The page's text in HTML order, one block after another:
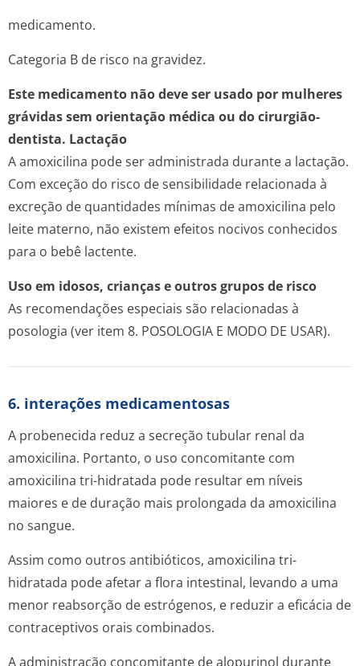
medicamento.
Categoria B de risco na gravidez.
Este medicamento não deve ser usado por mulheres
grávidas sem orientação médica ou do cirurgião-
dentista. Lactação
A amoxicilina pode ser administrada durante a lactação.
Com exceção do risco de sensibilidade relacionada à
excreção de quantidades mínimas de amoxicilina pelo
leite materno, não existem efeitos nocivos conhecidos
para o bebê lactente.
Uso em idosos, crianças e outros grupos de risco
As recomendações especiais são relacionadas à
posologia (ver item 8. POSOLOGIA E MODO DE USAR).
6. interações medicamentosas
A probenecida reduz a secreção tubular renal da
amoxicilina. Portanto, o uso concomitante com
amoxicilina tri-hidratada pode resultar em níveis
maiores e de duração mais prolongada da amoxicilina
no sangue.
Assim como outros antibióticos, amoxicilina tri-
hidratada pode afetar a flora intestinal, levando a uma
menor reabsorção de estrógenos, e reduzir a eficácia de
contraceptivos orais combinados.
A administração concomitante de alopurinol durante